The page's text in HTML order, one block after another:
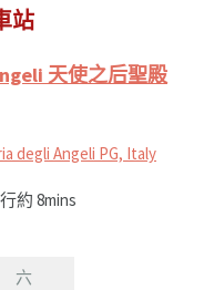
站
天使之后聖殿
degli Angeli PG, Italy
約 8mins
六